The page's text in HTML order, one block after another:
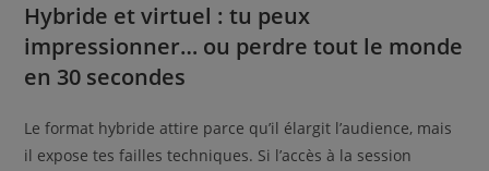
Hybride et virtuel : tu peux
impressionner… ou perdre tout le monde
en 30 secondes
Le format hybride attire parce qu’il élargit l’audience, mais
il expose tes failles techniques. Si l’accès à la session